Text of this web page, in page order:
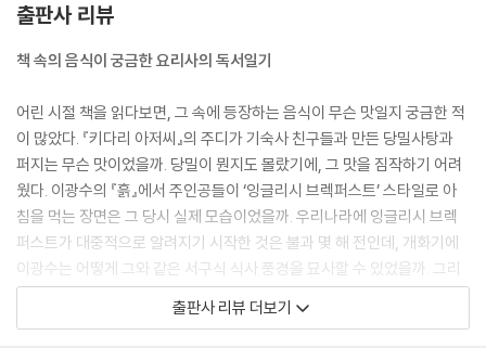
레이몬드 카버, 「사사롭지만 도움이 되는 일」 | 요시모토 바나나, 『키친』
Part 03 부엌, 소통과 모험이 시작되는 곳
변하지 않는 사랑과 레시피
라우라 에스키벨, 『달콤 쌉싸름한 초콜릿』
요리로 나를 보여주고 싶을 때
아만다 헤서, 『미스터 라떼』
프로방스 내 고향
식탁에 앉아 음식을 먹을 때는 누구든지 평등해야 하고 즐거워야 한다. 음
식에 계급을 매겨 격이 높고 천한 것을 구분하고, 사회가 정해놓은 틀에 갇
평가하는 일이 없었으면 좋겠다. 이 세상 그 무엇보다도, 밥은 공평하고 선
한 것이다. --- p.107
동네 한구석에 작고 조용한 가게를 열고 싶다. 메뉴는 제철 재료에 따라 그
때그때 달라지지만 손님이 원하는 것은 가능하면 다 만들어주는 그런 곳.
입을 굳게 다문 채 눈물 한줄기 툭 하고 흘리거나 아무 말 없이 한숨만 쉬어
도 그가 필요한 요리가 무엇인지 알아채 만들어주는 그런 치료사가 되고
싶다. --- pp.113~114
음식을 두고 끊임없이 경쟁하는 것도 내 취향에는 맞지 않다. 음식은 단지
출판사 리뷰
책 속의 음식이 궁금한 요리사의 독서일기
어린 시절 책을 읽다보면, 그 속에 등장하는 음식이 무슨 맛일지 궁금한 적
이 많았다. 『키다리 아저씨』의 주디가 기숙사 친구들과 만든 당밀사탕과
퍼지는 무슨 맛이었을까. 당밀이 뭔지도 몰랐기에, 그 맛을 짐작하기 어려
웠다. 이광수의 『흙』에서 주인공들이 ‘잉글리시 브렉퍼스트’ 스타일로 아
침을 먹는 장면은 그 당시 실제 모습이었을까. 우리나라에 잉글리시 브렉
퍼스트가 대중적으로 알려지기 시작한 것은 불과 몇 해 전인데, 개화기에
이광수는 어떻게 그와 같은 서구식 식사 풍경을 묘사할 수 있었을까. 그리
스 로마 신화는 또 어떤가. 신들의 나라 그리스에서는 까마득한 옛날에 무
엇을 먹었을까. 책을 읽다보면 궁금한 점이 한두 가지가 아니다.
출판사 리뷰 더보기